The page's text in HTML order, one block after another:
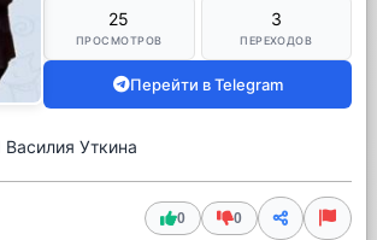
25
ПРОСМОТРОВ
3
ПЕРЕХОДОВ
Перейти в Telegram
Уткина
0 0